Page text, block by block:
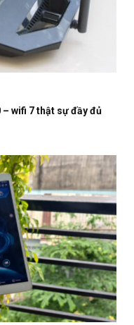
– wifi 7 thật sự đầy đủ